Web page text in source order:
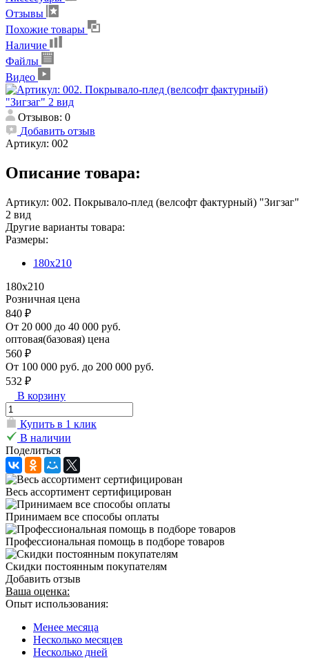
Отзывы
Похожие товары
Наличие
Файлы
Видео
Отзывов: 0
Добавить отзыв
Артикул: 002
Описание товара:
Артикул: 002. Покрывало-плед (велсофт фактурный) "Зигзаг"
2 вид
Другие варианты товара:
Размеры:
180х210
180х210
Розничная цена
840 ₽
От 20 000 до 40 000 руб.
оптовая(базовая) цена
560 ₽
От 100 000 руб. до 200 000 руб.
532 ₽
В корзину
Купить в 1 клик
В наличии
Поделиться
Весь ассортимент сертифицирован
Принимаем все способы оплаты
Профессиональная помощь в подборе товаров
Скидки постоянным покупателям
Добавить отзыв
Ваша оценка:
Опыт использования:
Менее месяца
Несколько месяцев
Несколько дней